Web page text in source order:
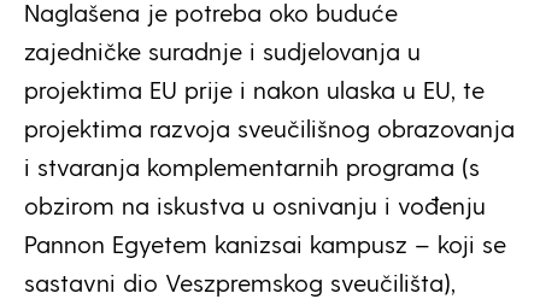
Naglašena je potreba oko buduće
zajedničke suradnje i sudjelovanja u
projektima EU prije i nakon ulaska u EU, te
projektima razvoja sveučilišnog obrazovanja
i stvaranja komplementarnih programa (s
obzirom na iskustva u osnivanju i vođenju
Pannon Egyetem kanizsai kampusz – koji se
sastavni dio Veszpremskog sveučilišta),